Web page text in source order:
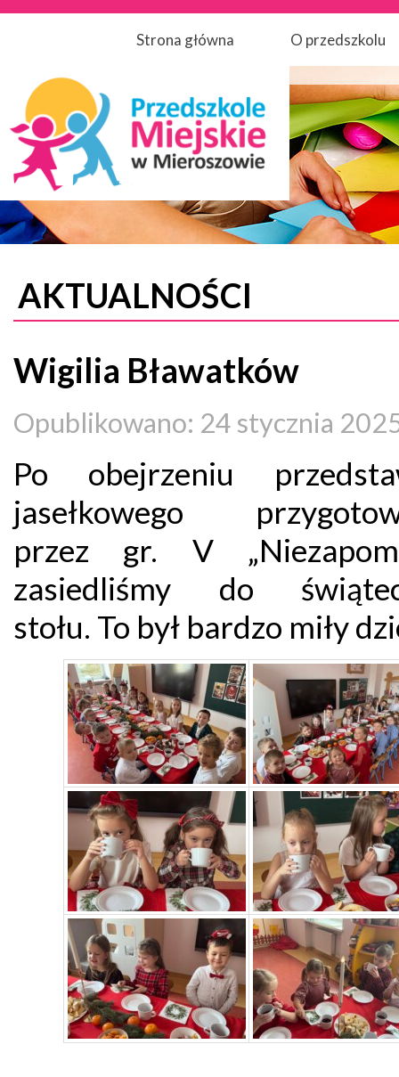
Strona główna O przedszkolu
AKTUALNOŚCI
Wigilia Bławatków
Opublikowano: 24 stycznia
Po obejrzeniu
jasełkowego
przez gr. V
zasiedliśmy do
stołu. To był bardzo miły